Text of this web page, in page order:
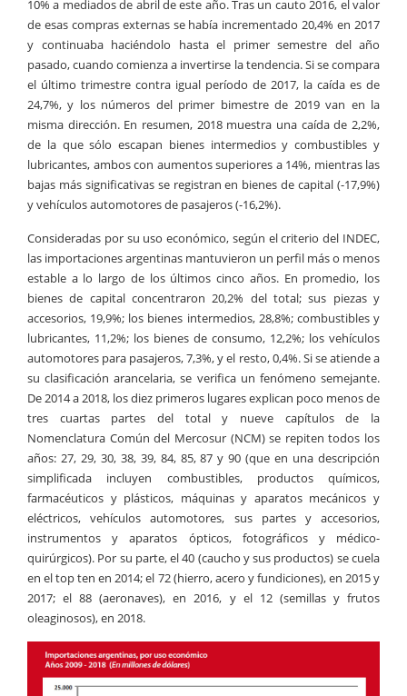
10% a mediados de abril de este año. Tras un cauto 2016, el valor
de esas compras externas se había incrementado 20,4% en 2017
y continuaba haciéndolo hasta el primer semestre del año
pasado, cuando comienza a invertirse la tendencia. Si se compara
el último trimestre contra igual período de 2017, la caída es de
24,7%, y los números del primer bimestre de 2019 van en la
misma dirección. En resumen, 2018 muestra una caída de 2,2%,
de la que sólo escapan bienes intermedios y combustibles y
lubricantes, ambos con aumentos superiores a 14%, mientras las
bajas más significativas se registran en bienes de capital (-17,9%)
y vehículos automotores de pasajeros (-16,2%).
Consideradas por su uso económico, según el criterio del INDEC,
las importaciones argentinas mantuvieron un perfil más o menos
estable a lo largo de los últimos cinco años. En promedio, los
bienes de capital concentraron 20,2% del total; sus piezas y
accesorios, 19,9%; los bienes intermedios, 28,8%; combustibles y
lubricantes, 11,2%; los bienes de consumo, 12,2%; los vehículos
automotores para pasajeros, 7,3%, y el resto, 0,4%. Si se atiende a
su clasificación arancelaria, se verifica un fenómeno semejante.
De 2014 a 2018, los diez primeros lugares explican poco menos de
tres cuartas partes del total y nueve capítulos de la
Nomenclatura Común del Mercosur (NCM) se repiten todos los
años: 27, 29, 30, 38, 39, 84, 85, 87 y 90 (que en una descripción
simplificada incluyen combustibles, productos químicos,
farmacéuticos y plásticos, máquinas y aparatos mecánicos y
eléctricos, vehículos automotores, sus partes y accesorios,
instrumentos y aparatos ópticos, fotográficos y médico-
quirúrgicos). Por su parte, el 40 (caucho y sus productos) se cuela
en el top ten en 2014; el 72 (hierro, acero y fundiciones), en 2015 y
2017; el 88 (aeronaves), en 2016, y el 12 (semillas y frutos
oleaginosos), en 2018.